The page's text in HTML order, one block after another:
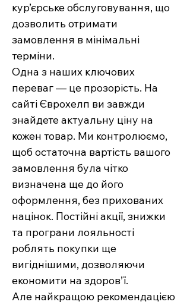
кур’єрське обслуговування, що
дозволить отримати
замовлення в мінімальні
терміни.
Одна з наших ключових
переваг — це прозорість. На
сайті Єврохелп ви завжди
знайдете актуальну ціну на
кожен товар. Ми контролюємо,
щоб остаточна вартість вашого
замовлення була чітко
визначена ще до його
оформлення, без прихованих
націнок. Постійні акції, знижки
та програни лояльності
роблять покупки ще
вигіднішими, дозволяючи
економити на здоров’ї.
Але найкращою рекомендацією